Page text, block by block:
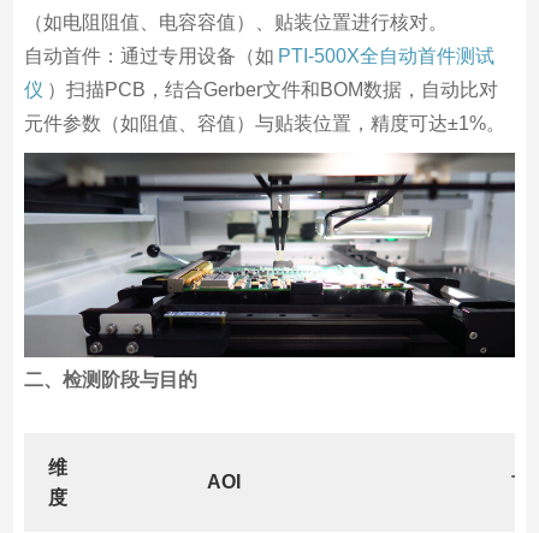
（如电阻阻值、电容容值）、贴装位置进行核对。
自动首件：通过专用设备（如 PTI-500X全自动首件测试
仪 ）扫描PCB，结合Gerber文件和BOM数据，自动比对
元件参数（如阻值、容值）与贴装位置，精度可达±1%。
二、检测阶段与目的
维
度
AOI 首